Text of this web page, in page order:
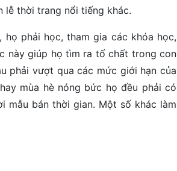
lễ thời trang nổi tiếng khác.
phải học, tham gia các khóa học,
này giúp họ tìm ra tố chất trong con
phải vượt qua các mức giới hạn của
mùa hè nóng bức họ đều phải có
mẫu bán thời gian. Một số khác làm